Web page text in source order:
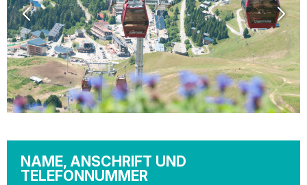
NAME, ANSCHRIFT UND
TELEFONNUMMER